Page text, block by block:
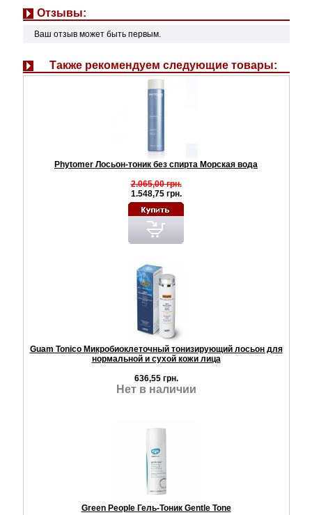
Отзывы:
Ваш отзыв может быть первым.
Также рекомендуем следующие товары:
Phytomer Лосьон-тоник без спирта Морская вода
2.065,00 грн.
1.548,75 грн.
Guam Tonico Микробиоклеточный тонизирующий лосьон для
нормальной и сухой кожи лица
636,55 грн.
Нет в наличии
Green People Гель-Тоник Gentle Tone